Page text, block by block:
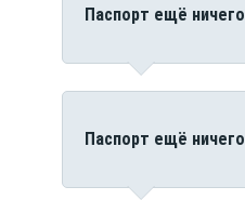
Паспорт ещё
Паспорт ещё